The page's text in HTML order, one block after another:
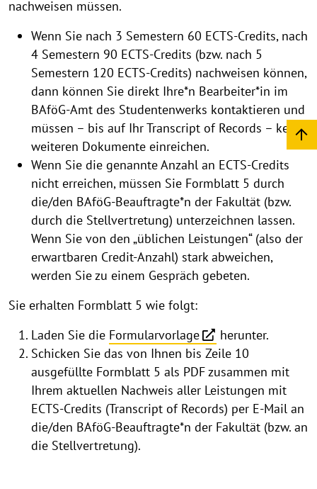
nachweisen müssen.
Wenn Sie nach 3 Semestern 60 ECTS-Credits, nach
4 Semestern 90 ECTS-Credits (bzw. nach 5
Semestern 120 ECTS-Credits) nachweisen können,
dann können Sie direkt Ihre*n Bearbeiter*in im
BAföG-Amt des Studentenwerks kontaktieren und
müssen – bis auf Ihr Transcript of Records – keine
weiteren Dokumente einreichen.
Wenn Sie die genannte Anzahl an ECTS-Credits
nicht erreichen, müssen Sie Formblatt 5 durch
die/den BAföG-Beauftragte*n der Fakultät (bzw.
durch die Stellvertretung) unterzeichnen lassen.
Wenn Sie von den „üblichen Leistungen“ (also der
erwartbaren Credit-Anzahl) stark abweichen,
werden Sie zu einem Gespräch gebeten.
Sie erhalten Formblatt 5 wie folgt:
Laden Sie die Formularvorlage
herunter.
Schicken Sie das von Ihnen bis Zeile 10
ausgefüllte Formblatt 5 als PDF zusammen mit
Ihrem aktuellen Nachweis aller Leistungen mit
ECTS-Credits (Transcript of Records) per E-Mail an
die/den BAföG-Beauftragte*n der Fakultät (bzw. an
die Stellvertretung).